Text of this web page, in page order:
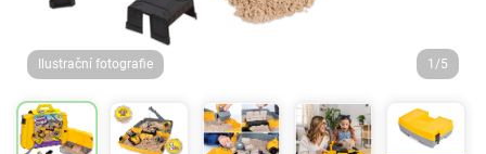
Ilustrační fotografie 1/5